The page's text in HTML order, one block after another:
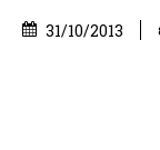
31/10/2013